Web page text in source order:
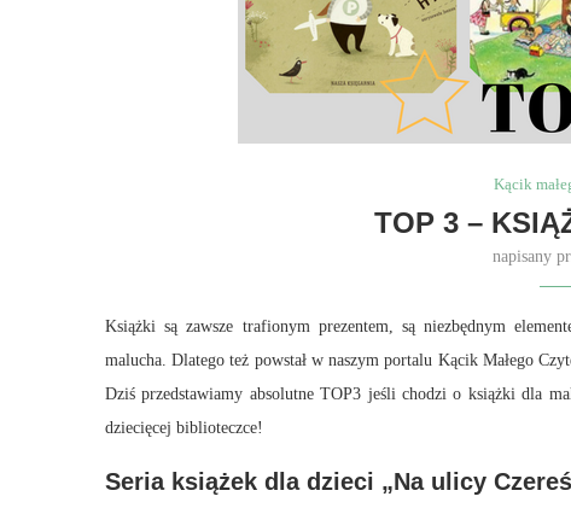
Kącik
TOP 3 –
napisany
Książki są zawsze trafionym prezentem, są niezbędnym
malucha. Dlatego też powstał w naszym portalu Kącik Małego
Dziś przedstawiamy absolutne TOP3 jeśli chodzi o książki dla
dziecięcej biblioteczce!
Seria książek dla dzieci „Na ulicy